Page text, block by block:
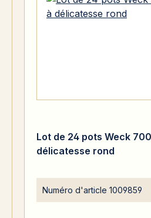
Lot de 24 pots Weck
délicatesse rond
Numéro d'article 1009859